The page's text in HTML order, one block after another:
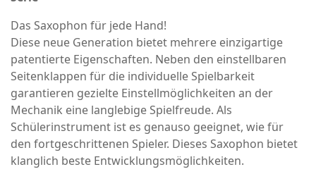
Das Saxophon für jede Hand!
Diese neue Generation bietet mehrere einzigartige
patentierte Eigenschaften. Neben den einstellbaren
Seitenklappen für die individuelle Spielbarkeit
garantieren gezielte Einstellmöglichkeiten an der
Mechanik eine langlebige Spielfreude. Als
Schülerinstrument ist es genauso geeignet, wie für
den fortgeschrittenen Spieler. Dieses Saxophon bietet
klanglich beste Entwicklungsmöglichkeiten.